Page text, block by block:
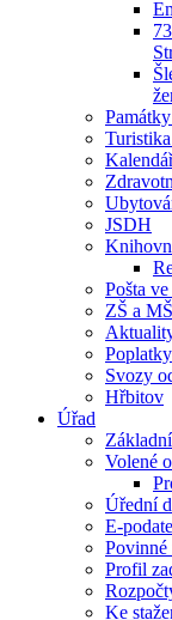
JSDH
Pošta
ZŠ a MŠ
Poplatky
Svozy
Hřbitov
Úřad
Volené
Úřední
E-
Povinné
Profil
Ke